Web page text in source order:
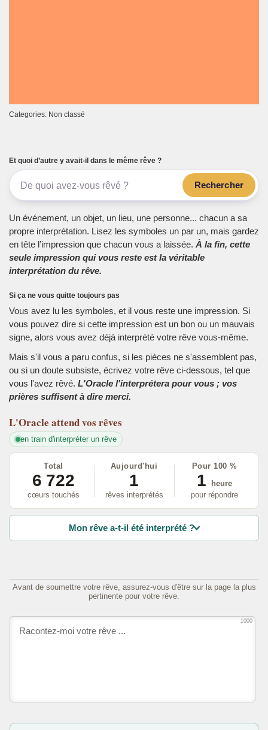
Categories: Non classé
Et quoi d’autre y avait-il dans le même rêve ?
Rechercher
Un événement, un objet, un lieu, une personne... chacun a sa
propre interprétation. Lisez les symboles un par un, mais gardez
en tête l’impression que chacun vous a laissée. À la fin, cette
seule impression qui vous reste est la véritable
interprétation du rêve.
Si ça ne vous quitte toujours pas
Vous avez lu les symboles, et il vous reste une impression. Si
vous pouvez dire si cette impression est un bon ou un mauvais
signe, alors vous avez déjà interprété votre rêve vous-même.
Mais s'il vous a paru confus, si les pièces ne s'assemblent pas,
ou si un doute subsiste, écrivez votre rêve ci-dessous, tel que
vous l'avez rêvé. L'Oracle l'interprétera pour vous ; vos
prières suffisent à dire merci.
L'Oracle attend vos rêves
en train d'interpréter un rêve
Total
6 722
cœurs touchés
Aujourd'hui
1
rêves interprétés
Pour 100 %
1
heure
pour répondre
Mon rêve a-t-il été interprété ?
Avant de soumettre votre rêve, assurez-vous d'être sur la page la plus
pertinente pour votre rêve.
1000